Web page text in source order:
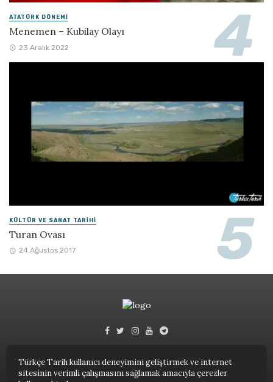
Türkçe Tarih kullanıcı deneyimini geliştirmek ve internet
sitesinin verimli çalışmasını sağlamak amacıyla çerezler
ATATÜRK DÖNEMI
Menemen – Kubilay Olayı
23 Aralık 2022
KÜLTÜR VE SANAT TARIHI
Turan Ovası
24 Ağustos 2017
Türkçe Tarih © 2023.